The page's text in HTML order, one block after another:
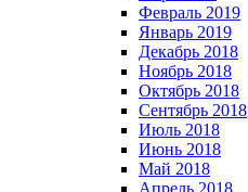
Февраль 2019
Январь 2019
Декабрь 2018
Ноябрь 2018
Октябрь 2018
Сентябрь 2018
Июль 2018
Июнь 2018
Май 2018
Апрель 2018